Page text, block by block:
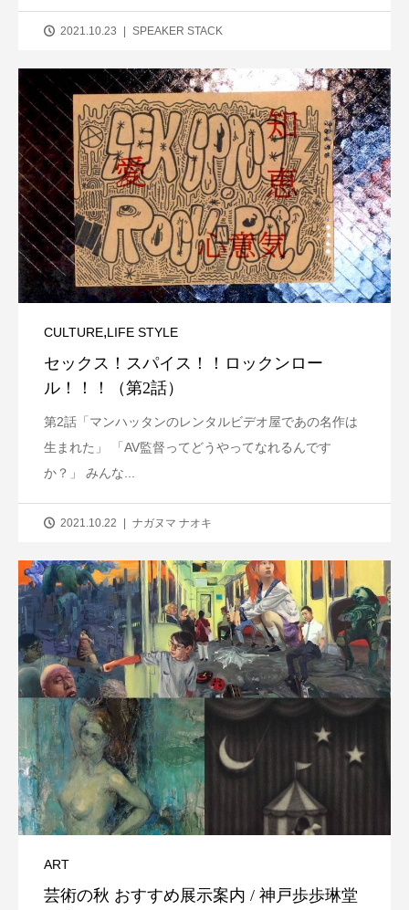
2021.10.23 SPEAKER STACK
CULTURE,LIFE STYLE
セックス！スパイス！！ロックンロー
ル！！！（第2話）
第2話「マンハッタンのレンタルビデオ屋であの名作は
生まれた」 「AV監督ってどうやってなれるんです
か？」 みんな...
2021.10.22 ナガヌマ ナオキ
ART
芸術の秋 おすすめ展示案内 / 神戸歩歩琳堂